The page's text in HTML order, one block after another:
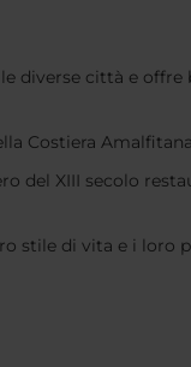
diverse città e offre
Costiera
del XIII secolo
stile di vita e i loro